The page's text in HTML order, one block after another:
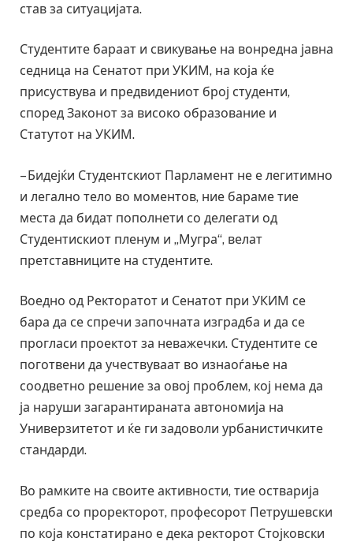
став за ситуацијата.
Студентите бараат и свикување на вонредна јавна
седница на Сенатот при УКИМ, на која ќе
присуствува и предвидениот број студенти,
според Законот за високо образование и
Статутот на УКИМ.
– Бидејќи Студентскиот Парламент не е легитимно
и легално тело во моментов, ние бараме тие
места да бидат пополнети со делегати од
Студентискиот пленум и „Мугра“, велат
претставниците на студентите.
Воедно од Ректоратот и Сенатот при УКИМ се
бара да се спречи започната изградба и да се
прогласи проектот за неважечки. Студентите се
поготвени да учествуваат во изнаоѓање на
соодветно решение за овој проблем, кој нема да
ја наруши загарантираната автономија на
Универзитетот и ќе ги задоволи урбанистичките
стандарди.
Во рамките на своите активности, тие остварија
средба со проректорот, професорот Петрушевски
по која констатирано е дека ректорот Стојковски